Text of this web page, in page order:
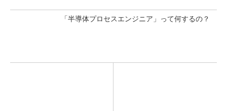
「半導体プロセスエンジニア」って何するの？